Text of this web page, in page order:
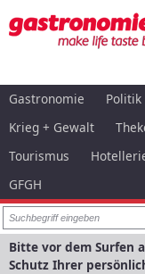
Gastronomie Politik
Krieg + Gewalt
Tourismus
GFGH
Bitte vor dem Surfen
Schutz Ihrer